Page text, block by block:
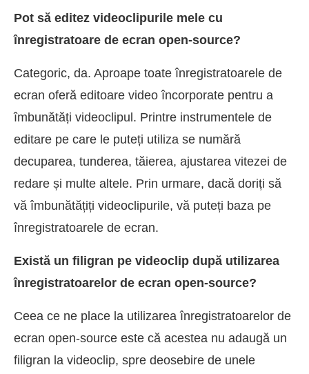
Pot să editez videoclipurile mele cu
înregistratoare de ecran open-source?
Categoric, da. Aproape toate înregistratoarele de
ecran oferă editoare video încorporate pentru a
îmbunătăți videoclipul. Printre instrumentele de
editare pe care le puteți utiliza se numără
decuparea, tunderea, tăierea, ajustarea vitezei de
redare și multe altele. Prin urmare, dacă doriți să
vă îmbunătățiți videoclipurile, vă puteți baza pe
înregistratoarele de ecran.
Există un filigran pe videoclip după utilizarea
înregistratoarelor de ecran open-source?
Ceea ce ne place la utilizarea înregistratoarelor de
ecran open-source este că acestea nu adaugă un
filigran la videoclip, spre deosebire de unele